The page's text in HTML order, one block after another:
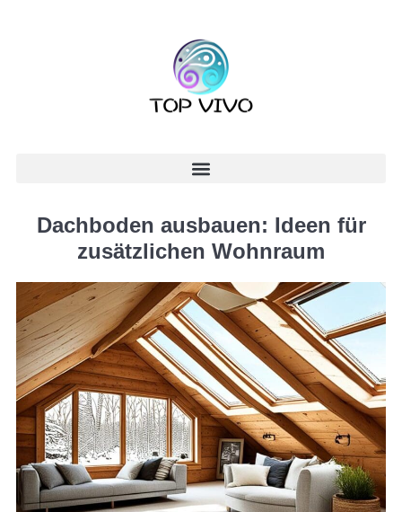
Dachboden ausbauen: Ideen für
zusätzlichen Wohnraum